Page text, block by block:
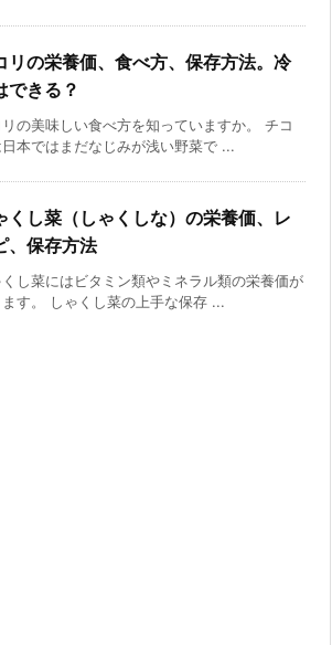
リの栄養価、食べ方、保存方法。冷
できる？
の美味しい食べ方を知っていますか。 チコ
日本ではまだなじみが浅い野菜で ...
くし菜（しゃくしな）の栄養価、レ
、保存方法
くし菜にはビタミン類やミネラル類の栄養価が
ます。 しゃくし菜の上手な保存 ...